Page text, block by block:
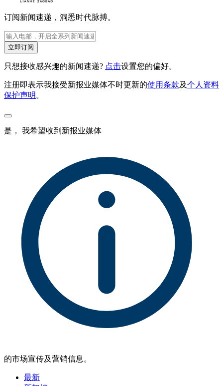
订阅新闻速递，洞悉时代脉搏。
立即订阅
只想接收感兴趣的新闻速递? 点击设置您的偏好。
注册即表示我接受新报业媒体不时更新的使用条款及个人资料
保护声明 。
是， 我希望收到新报业媒体
的市场宣传及营销信息。
最新